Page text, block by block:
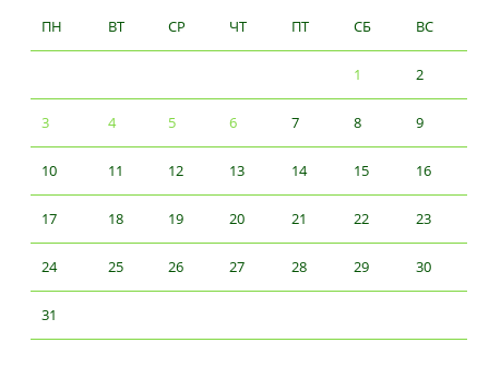
ПН
ВТ СР ЧТ ПТ СБ ВС
1 2
3 4 5 6 7 8 9
10 11 12 13 14 15 16
17 18 19 20 21 22 23
24 25 26 27 28 29 30
31